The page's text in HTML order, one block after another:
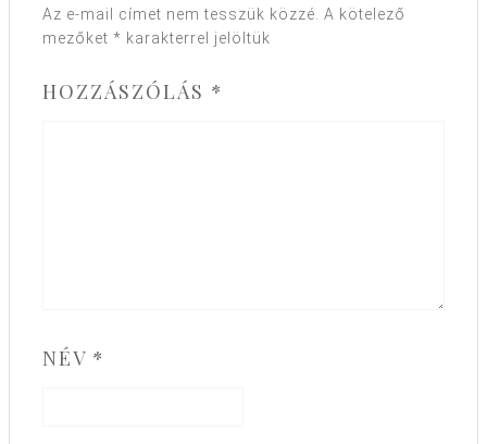
Az e-mail címet nem tesszük közzé. A kötelező
mezőket * karakterrel jelöltük
HOZZÁSZÓLÁS *
NÉV *